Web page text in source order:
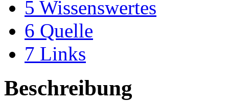
5 Wissenswertes
6 Quelle
7 Links
Beschreibung